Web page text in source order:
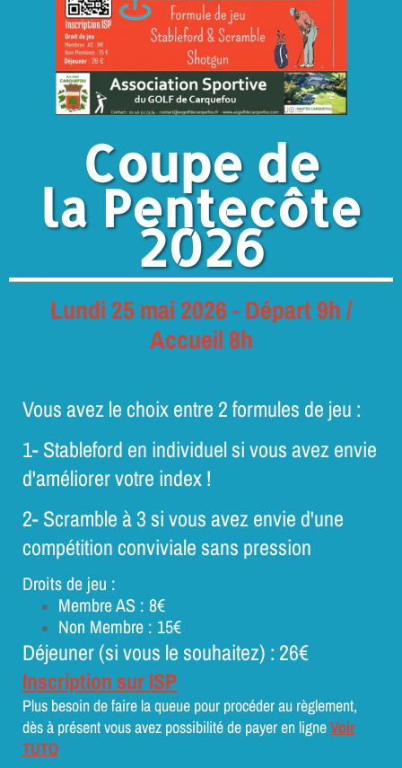
Coupe de
la Pentecôte
2026
Lundi 25 mai 2026 - Départ 9h /
Accueil 8h
Vous avez le choix entre 2 formules de jeu :
1- Stableford en individuel si vous avez envie
d'améliorer votre index !
2- Scramble à 3 si vous avez envie d'une
compétition conviviale sans pression
Droits de jeu :
Membre AS : 8€
Non Membre : 15€
Déjeuner (si vous le souhaitez) : 26€
Inscription sur ISP
Plus besoin de faire la queue pour procéder au règlement,
dès à présent vous avez possibilité de payer en ligneVoir
TUTO